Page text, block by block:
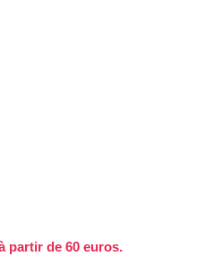
partir de 60 euros.